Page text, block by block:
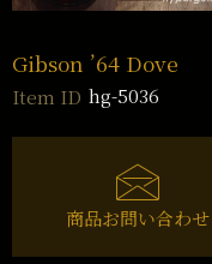
Gibson ’64 Dove
Item ID hg-5036
商品お問い合わせ